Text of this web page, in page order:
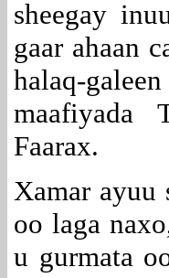
sheegay
gaar ahaan
halaq-
maafiyada
Faarax.
Xamar ayuu
oo laga
u gurmata